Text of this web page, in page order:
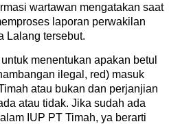
wartawan mengatakan saat
laporan perwakilan
Lalang tersebut.
menentukan apakan betul
ilegal, red) masuk
atau bukan dan perjanjian
atau tidak. Jika sudah ada
IUP PT Timah, ya berarti